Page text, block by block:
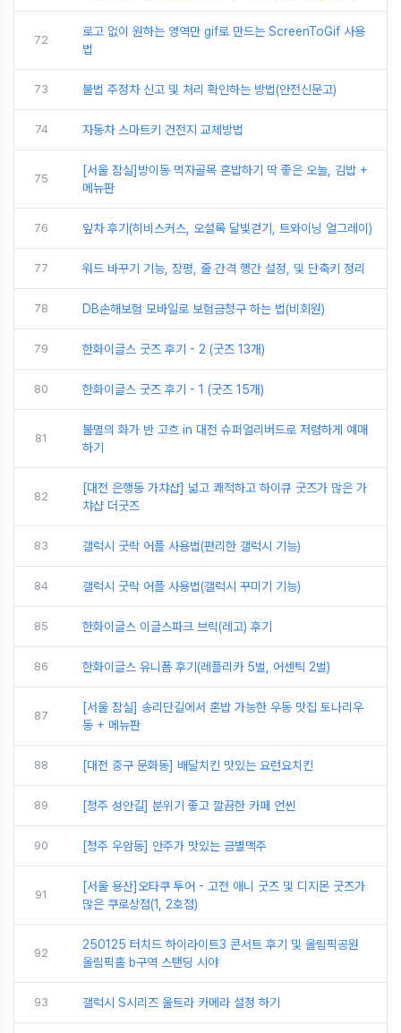
72
로고 없이 원하는 영역만 gif로 만드는 ScreenToGif 사용
법
73 불법 주정차 신고 및 처리 확인하는 방법(안전신문고)
74 자동차 스마트키 건전지 교체방법
75
[서울 잠실]방이동 먹자골목 혼밥하기 딱 좋은 오늘, 김밥 +
메뉴판
76 잎차 후기(히비스커스, 오설록 달빛걷기, 트와이닝 얼그레이)
77 워드 바꾸기 기능, 장평, 줄 간격 행간 설정, 및 단축키 정리
78 DB손해보험 모바일로 보험금청구 하는 법(비회원)
79 한화이글스 굿즈 후기 - 2 (굿즈 13개)
80 한화이글스 굿즈 후기 - 1 (굿즈 15개)
81
불멸의 화가 반 고흐 in 대전 슈퍼얼리버드로 저렴하게 예매
하기
82
[대전 은행동 가챠샵] 넓고 쾌적하고 하이큐 굿즈가 많은 가
챠샵 더굿즈
83 갤럭시 굿락 어플 사용법(편리한 갤럭시 기능)
84 갤럭시 굿락 어플 사용법(갤럭시 꾸미기 기능)
85 한화이글스 이글스파크 브릭(레고) 후기
86 한화이글스 유니폼 후기(레플리카 5벌, 어센틱 2벌)
87
[서울 잠실] 송리단길에서 혼밥 가능한 우동 맛집 토나리우
동 + 메뉴판
88 [대전 중구 문화동] 배달치킨 맛있는 요런요치킨
89 [청주 성안길] 분위기 좋고 깔끔한 카페 언씬
90 [청주 우암동] 안주가 맛있는 금별맥주
91
[서울 용산]오타쿠 투어 - 고전 애니 굿즈 및 디지몬 굿즈가
많은 쿠로상점(1, 2호점)
92
250125 터치드 하이라이트3 콘서트 후기 및 올림픽공원
올림픽홀 b구역 스탠딩 시야
93 갤럭시 S시리즈 울트라 카메라 설정 하기